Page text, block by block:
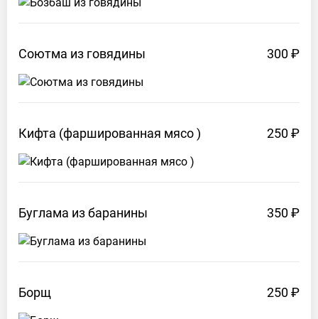
Соютма из говядины 300 ₽
Кифта (фаршированная мясо) 250 ₽
Буглама избаранины 350 ₽
Борщ 250 ₽